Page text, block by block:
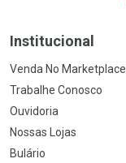
Institucional
Venda No Marketplace
Trabalhe Conosco
Ouvidoria
Nossas Lojas
Bulário